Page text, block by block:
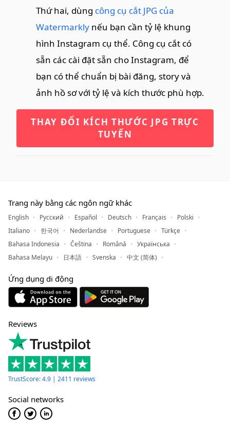
Thứ hai, dùng công cụ cắt JPG của
Watermarkly nếu bạn cần tỷ lệ khung
hình Instagram cụ thể. Công cụ cắt có
sẵn các cài đặt sẵn cho Instagram, để
bạn có thể chuẩn bị bài đăng, story và
ảnh hồ sơ với tỷ lệ và kích thước phù hợp.
THAY ĐỔI KÍCH THƯỚC JPG TRỰC
TUYẾN
Trang này bằng các ngôn ngữ khác
English Русский Español Deutsch Français
Polski
Italiano
한국어 Nederlandse Portuguese
Türkçe
Bahasa Indonesia
Čeština Română
Українська
Bahasa Melayu
日本語 Svenska 中文 (简体)
Ứng dụng di động
Reviews
TrustScore: 4.9 | 2411 reviews
Social networks